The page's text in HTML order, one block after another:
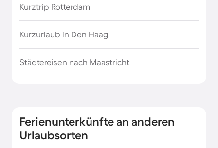
Kurztrip Rotterdam
Kurzurlaub in Den Haag
Städtereisen nach Maastricht
Ferienunterkünfte an anderen
Urlaubsorten